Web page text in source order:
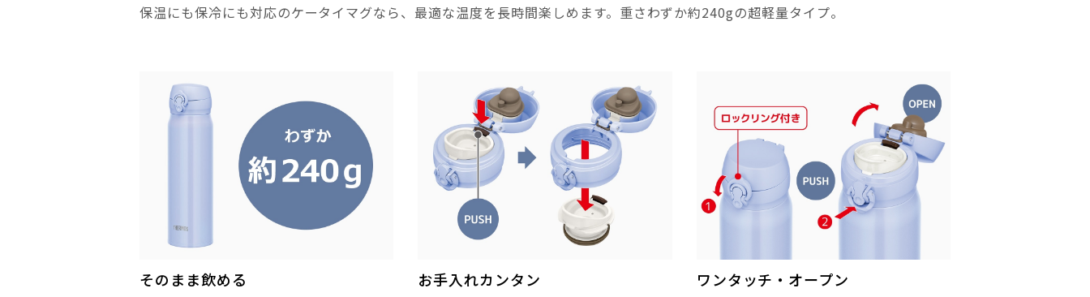
保温にも保冷にも対応のケータイマグなら、最適な温度を長時間楽しめます。重さわずか約240gの超軽量タイプ。
そのまま飲める お手入れカンタン ワンタッチ・オープン